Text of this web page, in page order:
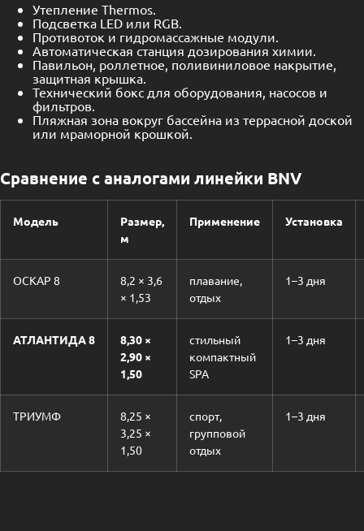
Утепление Thermos.
Подсветка LED или RGB.
Противоток и гидромассажные модули.
Автоматическая станция дозирования химии.
Павильон, роллетное, поливиниловое накрытие,
защитная крышка.
Технический бокс для оборудования, насосов и
фильтров.
Пляжная зона вокруг бассейна из террасной доской
или мраморной крошкой.
Сравнение с аналогами линейки BNV
Модель
Размер,
м
Применение Установка
ОСКАР 8
8,2 × 3,6
× 1,53
плавание,
отдых
1–3 дня
АТЛАНТИДА 8
8,30 ×
2,90 ×
1,50
стильный
компактный
SPA
1–3 дня
ТРИУМФ
8,25 ×
3,25 ×
1,50
спорт,
групповой
отдых
1–3 дня